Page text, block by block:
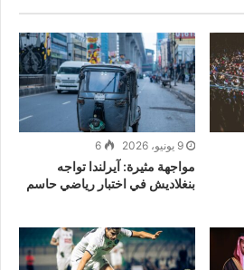
9 يونيو، 2026 6
مواجهة مثيرة: آيرلندا تواجه
بنغلاديش في اختبار رياضي حاسم